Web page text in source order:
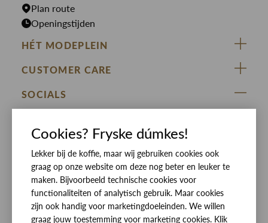
Plan route
Openingstijden
HÉT MODEPLEIN
ZIJ VAN RINSMA
DE HEEREN VAN RINSMA
RINSMA.CONCEPTS
Eten en drinken
Openingstijden
Werken bij RINSMA
CUSTOMER CARE
Veelgestelde vragen
Betaalmethoden
Bezorgen
Contact
Reviews
SOCIALS
Cookies? Fryske dúmkes!
Lekker bij de koffie, maar wij gebruiken cookies ook
graag op onze website om deze nog beter en leuker te
maken. Bijvoorbeeld technische cookies voor
functionaliteiten of analytisch gebruik. Maar cookies
zijn ook handig voor marketingdoeleinden. We willen
graag jouw toestemming voor marketing cookies. Klik